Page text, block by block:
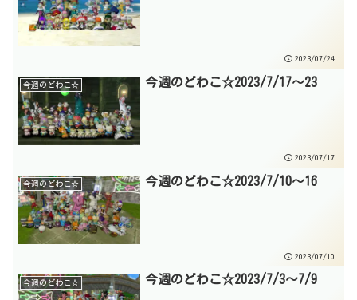
2023/07/24
今週のどわこ☆ 今週のどわこ☆2023/7/17～23
2023/07/17
今週のどわこ☆ 今週のどわこ☆2023/7/10～16
2023/07/10
今週のどわこ☆ 今週のどわこ☆2023/7/3～7/9